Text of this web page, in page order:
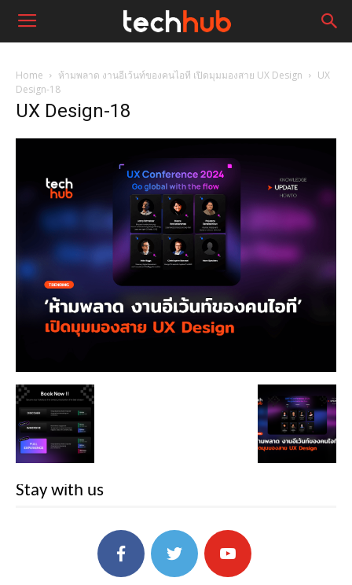
Home ห้ามพลาด งานอีเว้นท์ของคนไอที เปิดมุมมองสาย UX Design
UX
Design-18
UX Design-18
Stay with us